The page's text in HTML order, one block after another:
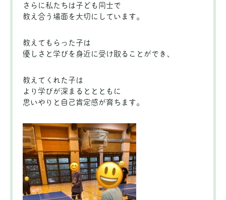
さらに私たちは子ども同士で
教え合う場面を大切にしています。
教えてもらった子は
優しさと学びを身近に受け取ることができ、
教えてくれた子は
より学びが深まるととともに
思いやりと自己肯定感が育ちます。